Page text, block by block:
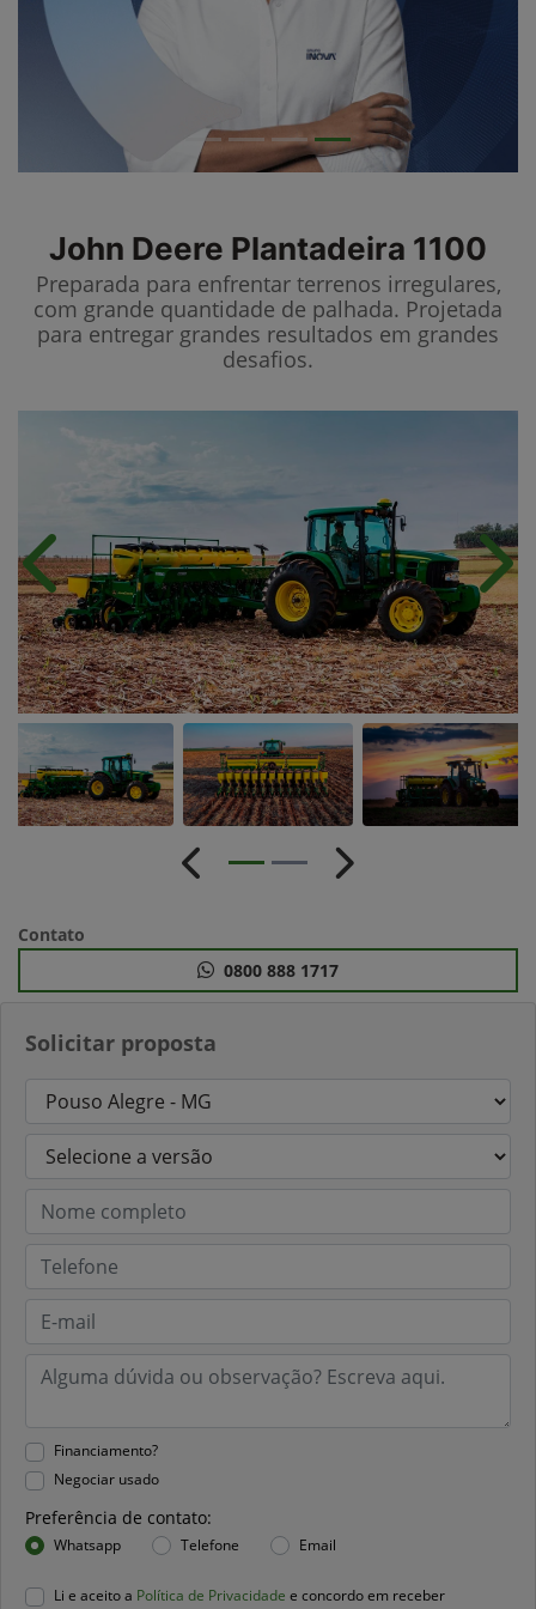
John Deere Plantadeira 1100
Preparada para enfrentar terrenos irregulares,
com grande quantidade de palhada. Projetada
para entregar grandes resultados em grandes
desafios.
Solicitar proposta
Financiamento?
Negociar usado
Preferência de contato:
Whatsapp Telefone Email
Li e aceito a Política de Privacidade e concordo em receber
Anterior
Anterior Próximo
Contato
0800 888 1717